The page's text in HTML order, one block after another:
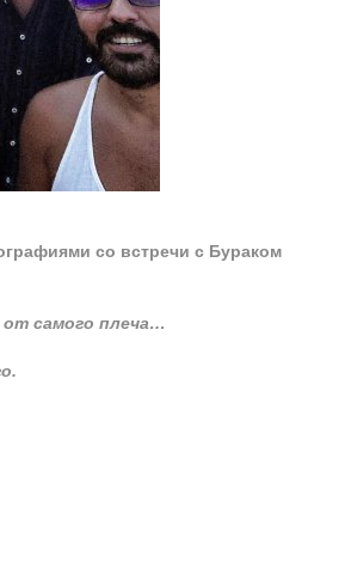
со встречи с Бураком
от самого плеча…